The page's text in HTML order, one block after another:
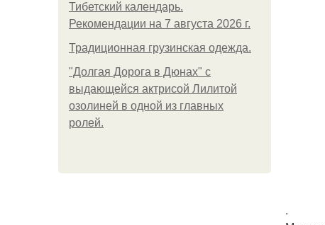
Тибетский календарь.
Рекомендации на 7 августа 2026 г.
Традиционная грузинская одежда.
"Долгая Дорога в Дюнах" с
выдающейся актрисой Лилитой
озолиней в одной из главных
ролей.
.